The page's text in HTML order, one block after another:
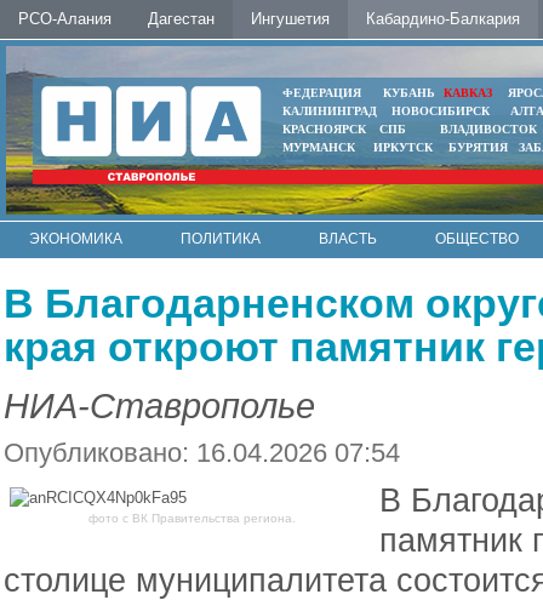
РСО-Алания Дагестан Ингушетия Кабардино-Балкария
ФЕДЕРАЦИЯ КУБАНЬ КАВКАЗ
КАЛИНИНГРАД
НОВОСИБИРСК
КРАСНОЯРСК
СПБ
ВЛАДИВОСТОК
МУРМАНСК
ИРКУТСК БУРЯТИЯ
ЭКОНОМИКА ПОЛИТИКА ВЛАСТЬ
ОБЩЕСТВО
В Благодарненском
края откроют памятник
НИА-Ставрополье
Опубликовано: 16.04.2026 07:54
фото с ВК Правительства региона.
В
памятник
столице муниципалитета